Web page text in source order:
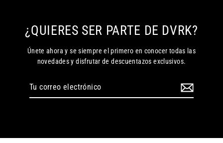
¿QUIERES SER PARTE DE DVRK?
Únete ahora y se siempre el primero en conocer todas las
novedades y disfrutar de descuentazos exclusivos.
correo